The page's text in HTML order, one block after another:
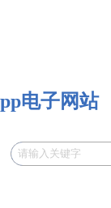
pp电子网站